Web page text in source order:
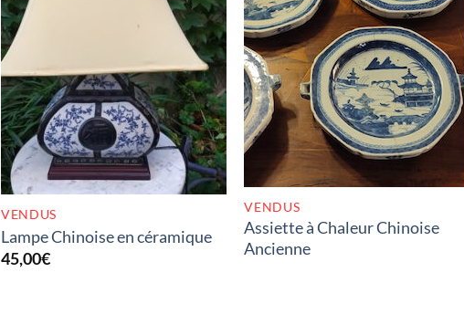
RUPTURE DE STOCK
VENDUS
Lampe Chinoise en céramique
45,00€
RUPTURE DE STOCK
VENDUS
Assiette à Chaleur Chinoise
Ancienne